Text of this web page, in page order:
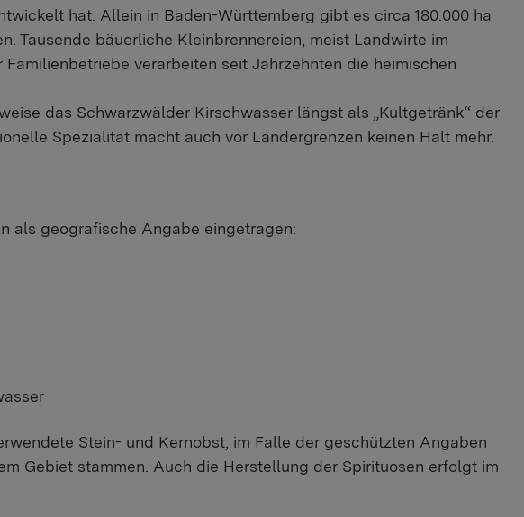
hat. Allein in Baden-Württemberg gibt es circa 180.000 ha
Tausende bäuerliche Kleinbrennereien, meist Landwirte im
verarbeiten seit Jahrzehnten die heimischen
das Schwarzwälder Kirschwasser längst als „Kultgetränk“ der
Spezialität macht auch vor Ländergrenzen keinen Halt mehr.
als geografische Angabe eingetragen:
Stein- und Kernobst, im Falle der geschützten Angaben
Gebiet stammen. Auch die Herstellung der Spirituosen erfolgt im